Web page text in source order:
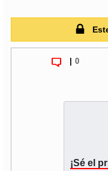
0
¡Sé el